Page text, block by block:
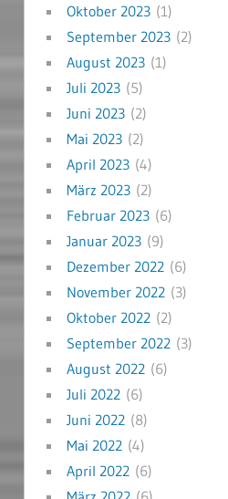
Oktober 2023(1)
September 2023(2)
August 2023(1)
Juli 2023(5)
Juni 2023(2)
Mai 2023(2)
April 2023(4)
März 2023(2)
Februar 2023(6)
Januar 2023(9)
Dezember 2022(6)
November 2022(3)
Oktober 2022(2)
September 2022(3)
August 2022(6)
Juli 2022(6)
Juni 2022(8)
Mai 2022(4)
April 2022(6)